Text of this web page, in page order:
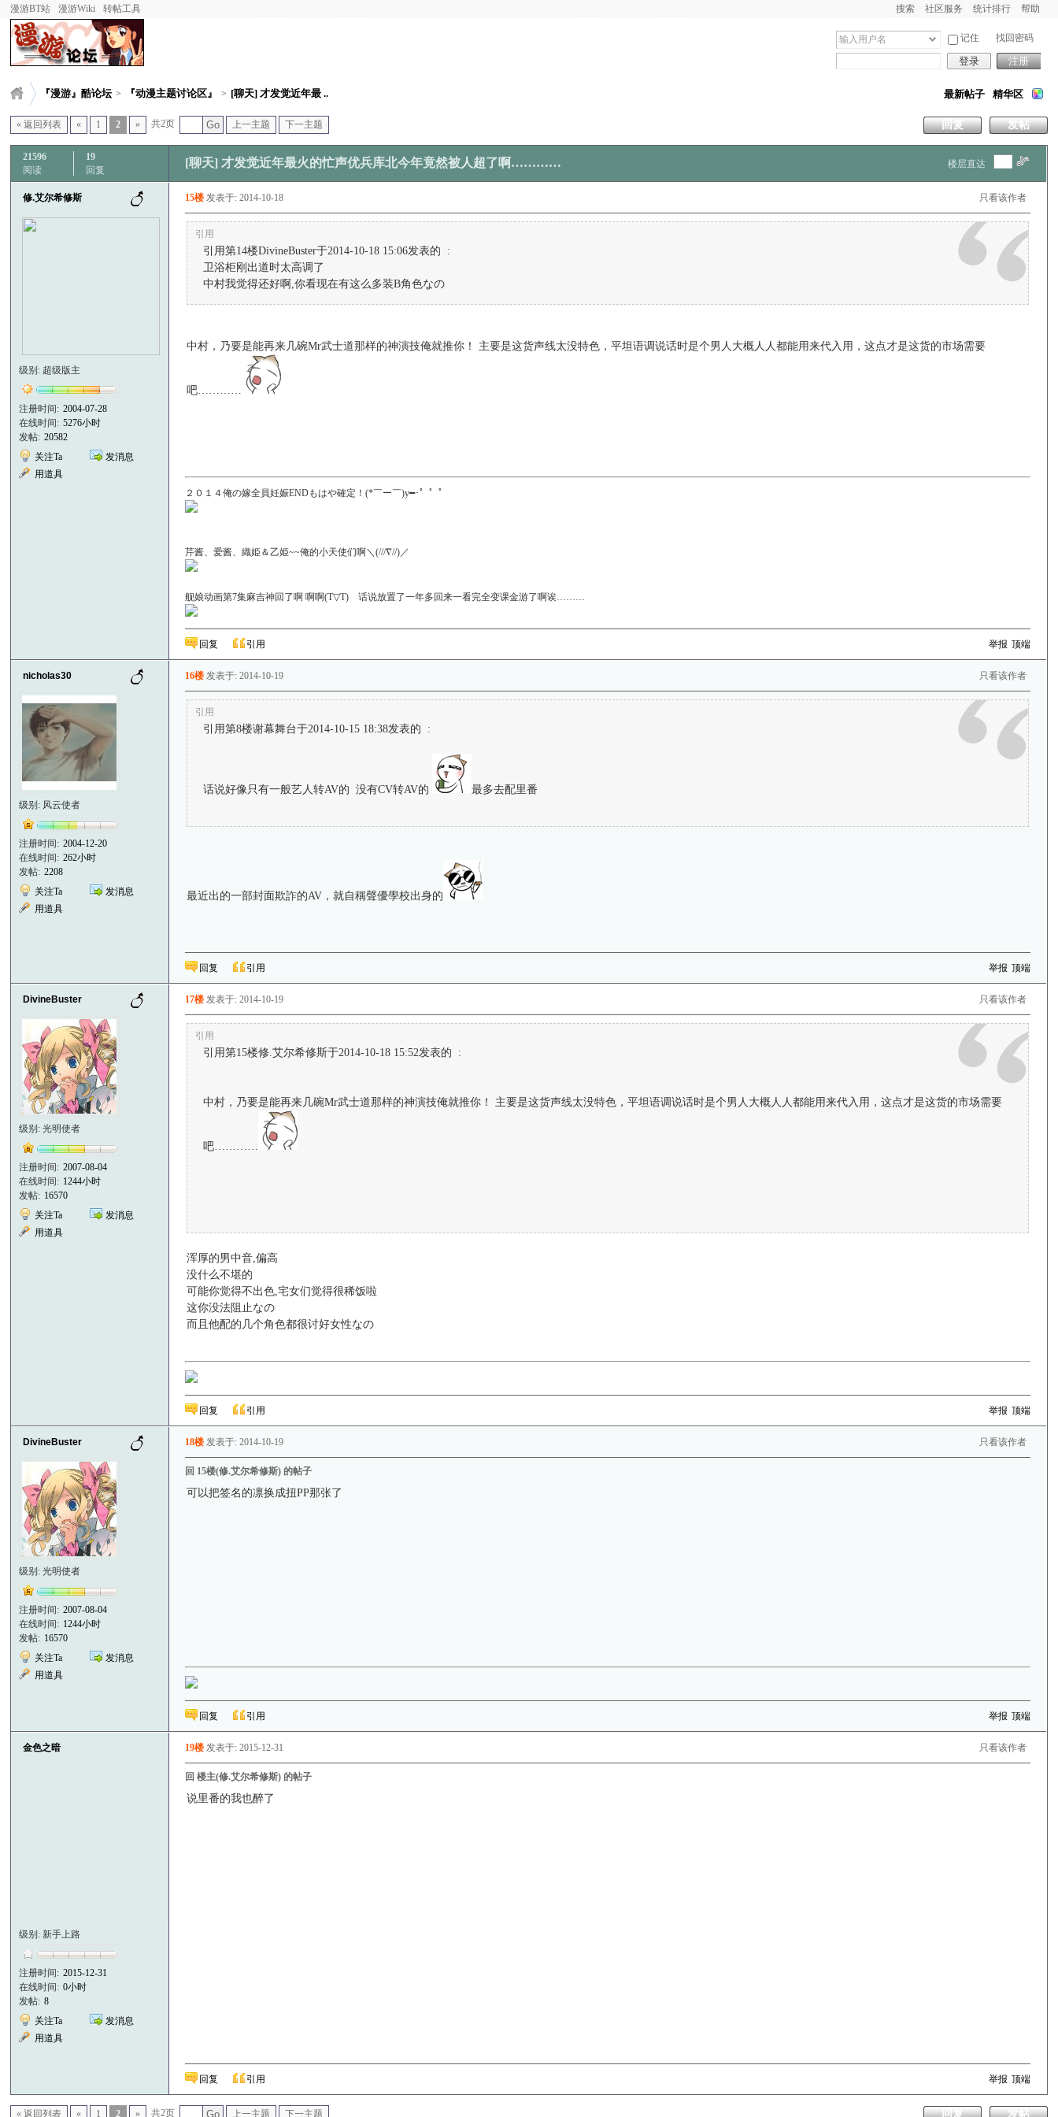
搜索 社区服务 统计排行 帮助
漫游BT站 漫游Wiki 转帖工具
记住 找回密码
登录 注册
最新帖子 精华区
『漫游』酷论坛 > 『动漫主题讨论区』 > [聊天] 才发觉近年最 ..
发帖
回复
« 返回列表 « 1 2 » 共2页 Go 上一主题 下一主题
21596
阅读
19
回复
[聊天] 才发觉近年最火的忙声优兵库北今年竟然被人超了啊………… 楼层直达
修.艾尔希修斯
级别: 超级版主
注册时间: 2004-07-28
在线时间: 5276小时
发帖: 20582
关注Ta
发消息
用道具
只看该作者
15楼 发表于: 2014-10-18
引用
引用第14楼DivineBuster于2014-10-18 15:06发表的 :
卫浴柜刚出道时太高调了
中村我觉得还好啊,你看现在有这么多装B角色なの
中村，乃要是能再来几碗Mr武士道那样的神演技俺就推你！ 主要是这货声线太没特色，平坦语调说话时是个男人大概人人都能用来代入用，这点才是这货的市场需要
吧…………
２０１４俺の嫁全員妊娠ENDもはや確定！(*￣ー￣)y━･゜゜゜
芹酱、爱酱、織姫＆乙姫~~俺的小天使们啊＼(///∇//)／
舰娘动画第7集麻吉神回了啊 啊啊(T▽T) 话说放置了一年多回来一看完全变课金游了啊诶………
回复 引用 举报 顶端
nicholas30
级别: 风云使者
注册时间: 2004-12-20
在线时间: 262小时
发帖: 2208
关注Ta
发消息
用道具
只看该作者
16楼 发表于: 2014-10-19
引用
引用第8楼谢幕舞台于2014-10-15 18:38发表的 :
话说好像只有一般艺人转AV的 没有CV转AV的 最多去配里番
最近出的一部封面欺詐的AV，就自稱聲優學校出身的
回复 引用 举报 顶端
DivineBuster
级别: 光明使者
注册时间: 2007-08-04
在线时间: 1244小时
发帖: 16570
关注Ta
发消息
用道具
只看该作者
17楼 发表于: 2014-10-19
引用
引用第15楼修.艾尔希修斯于2014-10-18 15:52发表的 :
中村，乃要是能再来几碗Mr武士道那样的神演技俺就推你！ 主要是这货声线太没特色，平坦语调说话时是个男人大概人人都能用来代入用，这点才是这货的市场需要
吧…………
浑厚的男中音,偏高
没什么不堪的
可能你觉得不出色,宅女们觉得很稀饭啦
这你没法阻止なの
而且他配的几个角色都很讨好女性なの
回复 引用 举报 顶端
DivineBuster
级别: 光明使者
注册时间: 2007-08-04
在线时间: 1244小时
发帖: 16570
关注Ta
发消息
用道具
只看该作者
18楼 发表于: 2014-10-19
回 15楼(修.艾尔希修斯) 的帖子
可以把签名的凛换成扭PP那张了
回复 引用 举报 顶端
金色之暗
级别: 新手上路
注册时间: 2015-12-31
在线时间: 0小时
发帖: 8
关注Ta
发消息
用道具
只看该作者
19楼 发表于: 2015-12-31
回 楼主(修.艾尔希修斯) 的帖子
说里番的我也醉了
回复 引用 举报 顶端
发帖
回复
« 返回列表 « 1 2 » 共2页 Go 上一主题 下一主题